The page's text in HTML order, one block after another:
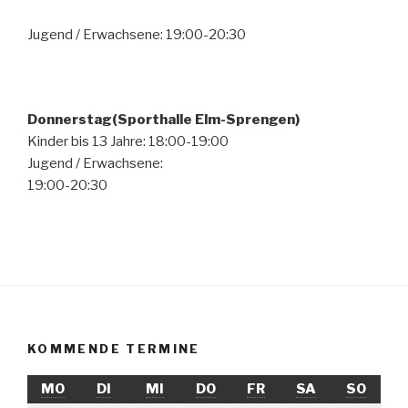
Jugend / Erwachsene: 19:00-20:30
Donnerstag(Sporthalle Elm-Sprengen)
Kinder bis 13 Jahre: 18:00-19:00
Jugend / Erwachsene:
19:00-20:30
KOMMENDE TERMINE
MOMONTAG
DI DIENSTAG
MI MITTWOCH
DODONNERSTAG
FRFREITAG
SASAMSTAG
SO